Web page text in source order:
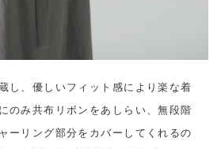
し、優しいフィット感により楽な着
のみ共布リボンをあしらい、無段階
ーリング部分をカバーしてくれるの